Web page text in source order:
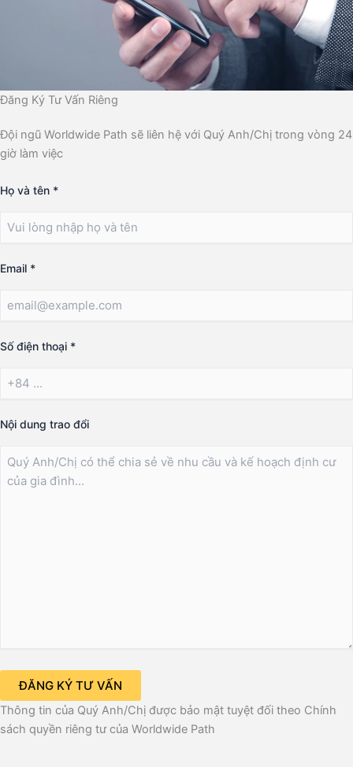
Đăng Ký Tư Vấn Riêng
Đội ngũ Worldwide Path sẽ liên hệ với Quý Anh/Chị trong vòng 24
giờ làm việc
Họ và tên *
Email *
Số điện thoại *
Nội dung trao đổi
Thông tin của Quý Anh/Chị được bảo mật tuyệt đối theo Chính
sách quyền riêng tư của Worldwide Path